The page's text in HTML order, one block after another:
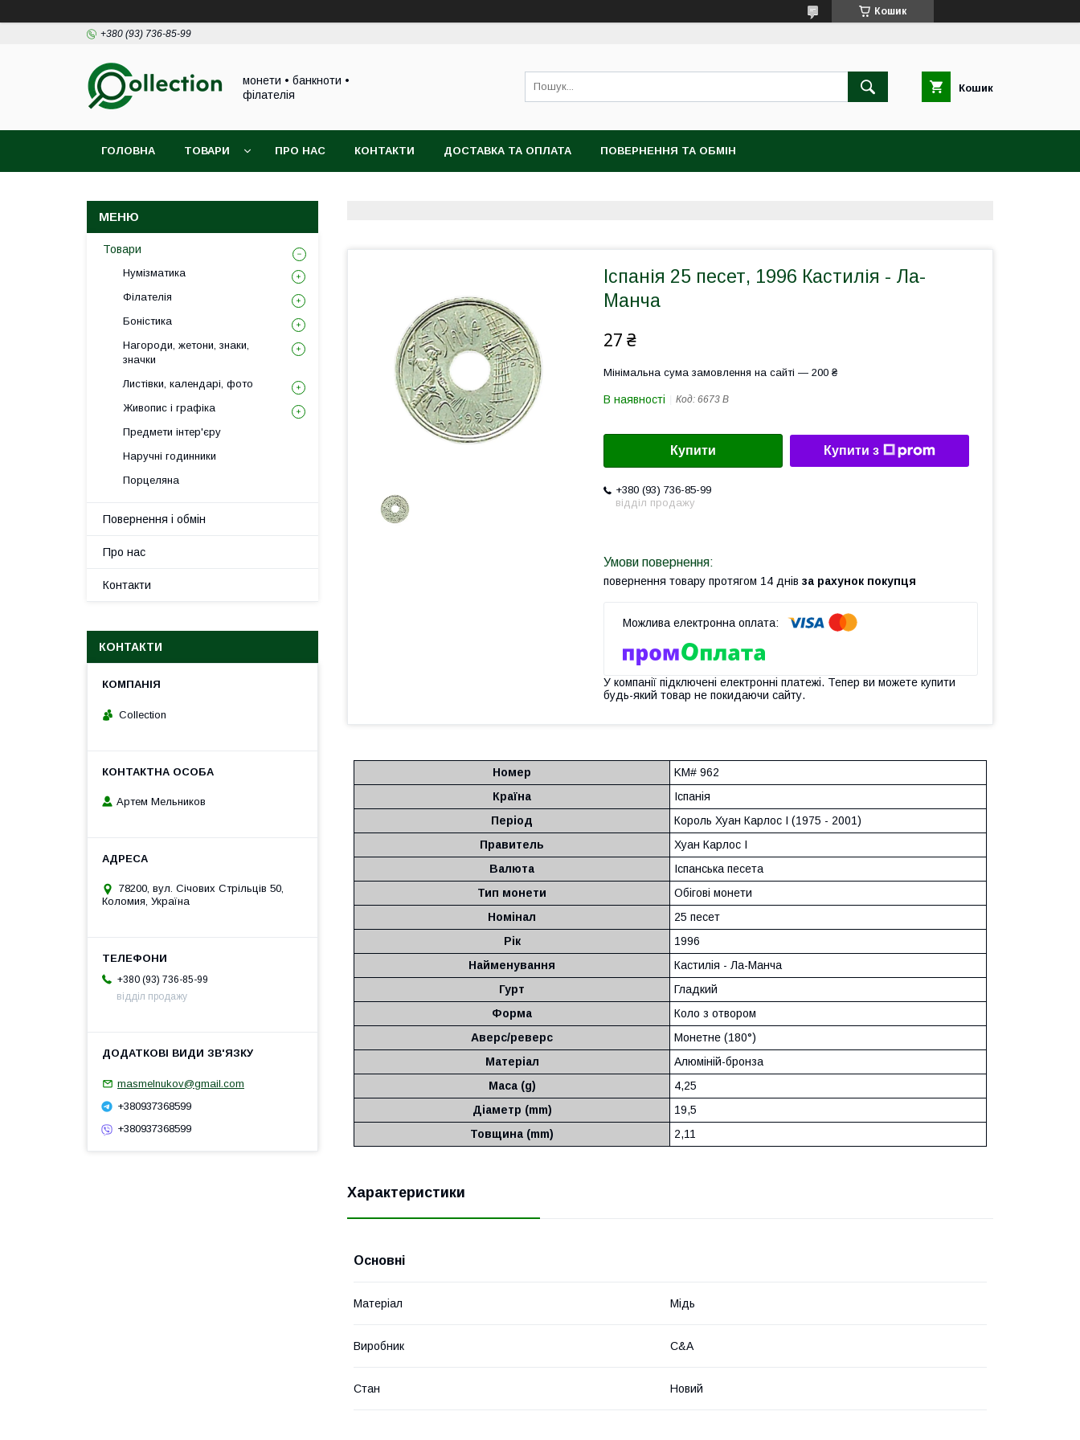
Кошик
+380 (93) 736-85-99
монети • банкноти •
філателія
Кошик
ГОЛОВНА ТОВАРИ ПРО НАС КОНТАКТИ ДОСТАВКА ТА ОПЛАТА ПОВЕРНЕННЯ ТА ОБМІН
Іспанія 25 песет, 1996 Кастилія - Ла-
Манча
27 ₴
Мінімальна сума замовлення на сайті — 200 ₴
В наявності Код: 6673 B
Купити Купити з
+380 (93) 736-85-99
відділ продажу
повернення товару протягом 14 днів за рахунок покупця
У компанії підключені електронні платежі. Тепер ви можете купити
будь-який товар не покидаючи сайту.
Номер
KM# 962
Країна
Іспанія
Період
Король Хуан Карлос I (1975 - 2001)
Правитель
Хуан Карлос I
Валюта
Іспанська песета
Тип монети
Обігові монети
Номінал
25 песет
Рік
1996
Найменування
Кастилія - Ла-Манча
Гурт
Гладкий
Форма
Коло з отвором
Аверс/реверс
Монетне (180°)
Матеріал
Алюміній-бронза
Маса (g)
4,25
Діаметр (mm)
19,5
Товщина (mm)
2,11
Характеристики
Основні
Матеріал Мідь
Виробник C&A
Стан Новий
Товари
Нумізматика
Філателія
Боністика
Нагороди, жетони, знаки,
значки
Листівки, календарі, фото
Живопис і графіка
Предмети інтер'єру
Наручні годинники
Порцеляна
Повернення і обмін
Про нас
Контакти
КОНТАКТИ
Collection
Артем Мельников
78200, вул. Січових Стрільців 50,
Коломия, Україна
+380 (93) 736-85-99
відділ продажу
masmelnukov@gmail.com
+380937368599
+380937368599